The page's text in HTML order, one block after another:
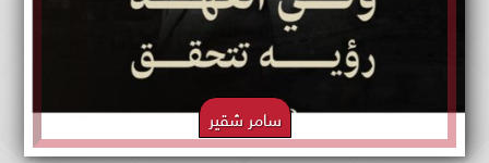
سامر شقير